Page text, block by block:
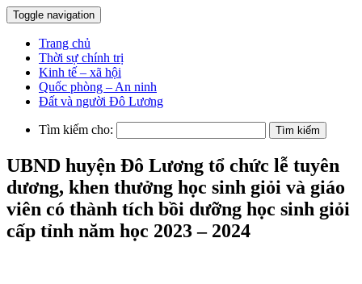
Toggle navigation
Trang chủ
Thời sự chính trị
Kinh tế – xã hội
Quốc phòng – An ninh
Đất và người Đô Lương
Tìm kiếm cho:
UBND huyện Đô Lương tổ chức lễ tuyên
dương, khen thưởng học sinh giỏi và giáo
viên có thành tích bồi dưỡng học sinh giỏi
cấp tỉnh năm học 2023 – 2024